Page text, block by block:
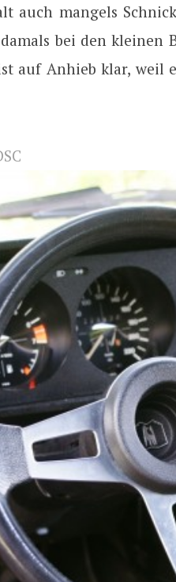
auch mangels
bei den kleinen
auf Anhieb klar, weil